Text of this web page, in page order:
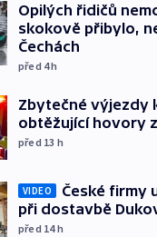
Opilých řidičů
skokově přibylo,
Čechách
před 4h
Zbytečné výjezdy
obtěžující hovory
před 13 h
VIDEO
České firmy
při dostavbě
před 14h